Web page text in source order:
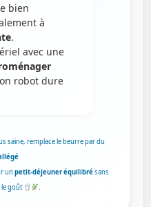
bien
à
.
avec une
robot dure
saine, remplace le beurre par du
unpetit-déjeuner équilibrésans
goût
.